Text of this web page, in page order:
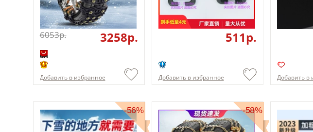
6053p. 3258p.
Добавить в избранное
511p.
Добавить в избранное Добавить в
-56% -58%